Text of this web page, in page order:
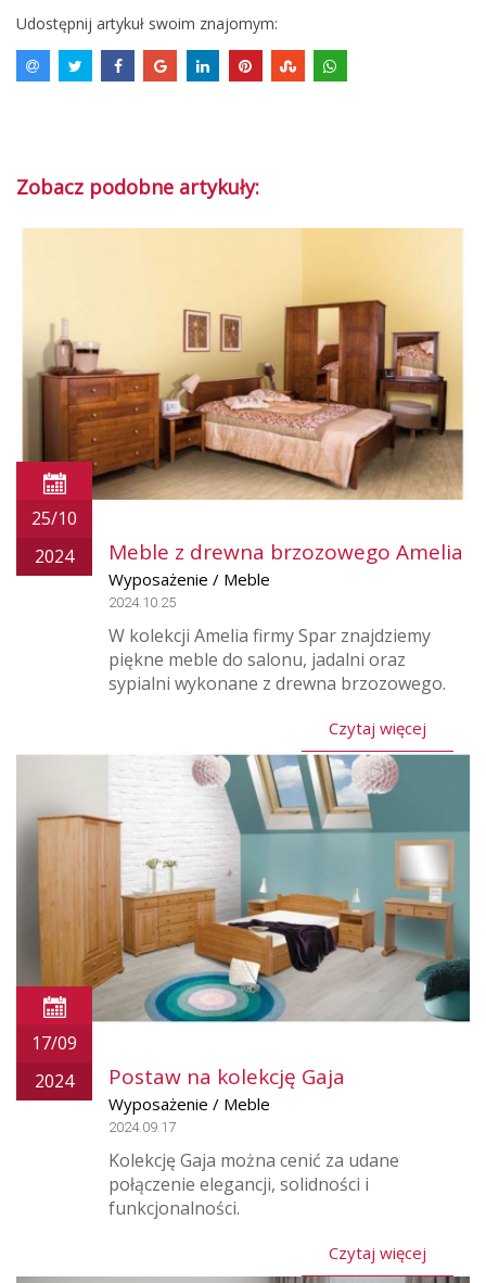
Udostępnij artykuł swoim znajomym:
Zobacz podobne artykuły:
25/10
2024
Meble z drewna brzozowego Amelia
Wyposażenie / Meble
2024.10.25
W kolekcji Amelia firmy Spar znajdziemy
piękne meble do salonu, jadalni oraz
sypialni wykonane z drewna brzozowego.
Czytaj więcej
17/09
2024
Postaw na kolekcję Gaja
Wyposażenie / Meble
2024.09.17
Kolekcję Gaja można cenić za udane
połączenie elegancji, solidności i
funkcjonalności.
Czytaj więcej